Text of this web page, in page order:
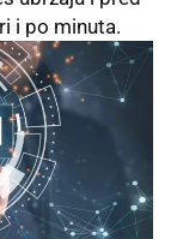
i po minuta.